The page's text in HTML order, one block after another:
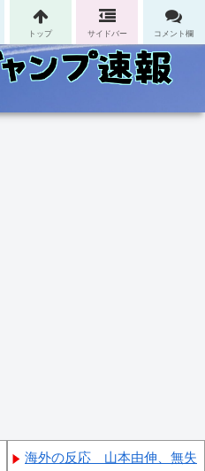
海外の反応 山本由伸、無失
トップ サイドバー コメント欄